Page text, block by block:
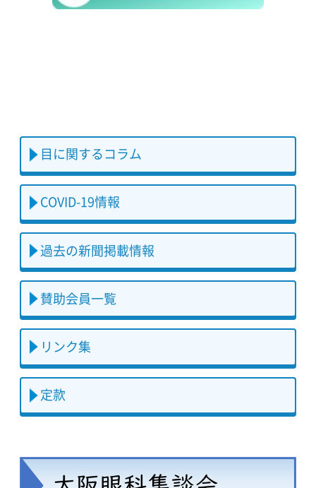
目に関するコラム
COVID-19情報
過去の新聞掲載情報
賛助会員一覧
リンク集
定款